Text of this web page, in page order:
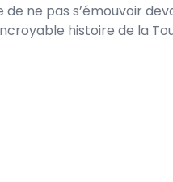
de ne pas s’émouvoir
histoire de la